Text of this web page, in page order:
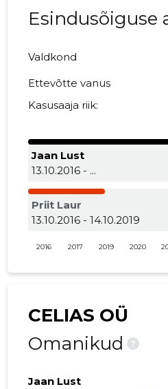
Esindusõiguse
Valdkond
Ettevõtte vanus
Kasusaaja riik:
Jaan Lust
13.10.2016 - ...
Priit Laur
13.10.2016 - 14.10.2019
2016 2017 2019 2020
CELIAS OÜ
Omanikud
?
Jaan Lust